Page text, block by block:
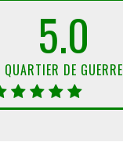
5.0
QUARTIER DE GUERRE